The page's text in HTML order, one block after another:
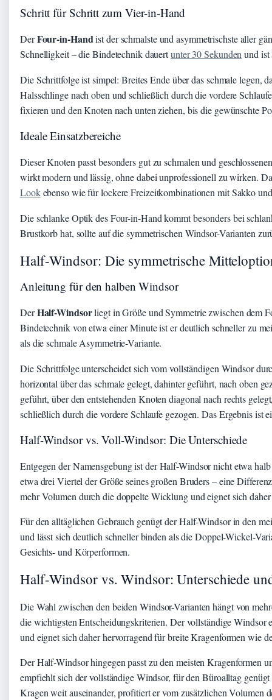
Schritt für Schritt zum Vier-in-Hand
DerFour-in-Handist der schmalste und asymmetrischste aller
Schnelligkeit – die Bindetechnik dauertunter 30 Sekunden und ist
Die Schrittfolge ist simpel: Breites Ende über das schmale legen,
Halsschlinge nach oben und schließlich durch die vordere
fixieren und den Knoten nach unten ziehen, bis die gewünschte
Ideale Einsatzbereiche
Dieser Knoten passt besonders gut zu schmalen und
wirkt modern und lässig, ohne dabei unprofessionell zu wirken.
Lookebenso wie für lockere Freizeitkombinationen mit Sakko
Die schlanke Optik des Four-in-Hand kommt besonders bei
Brustkorb hat, sollte auf die symmetrischen Windsor-Varianten
Half-Windsor: Die symmetrische
Anleitung für den halben Windsor
DerHalf-Windsorliegt in Größe und Symmetrie zwischen dem
Bindetechnik von etwa einer Minute ist er deutlich schneller zu
als die schmale Asymmetrie-Variante.
Die Schrittfolge unterscheidet sich vom vollständigen Windsor
horizontal über das schmale gelegt, dahinter geführt, nach oben
geführt, über den entstehenden Knoten diagonal nach rechts
schließlich durch die vordere Schlaufe gezogen. Das Ergebnis ist
Half-Windsor vs. Voll-Windsor: Die Unterschiede
Entgegen der Namensgebung ist der Half-Windsor nicht etwa
etwa drei Viertel der Größe seines großen Bruders – eine
mehr Volumen durch die doppelte Wicklung und eignet sich
Für den alltäglichen Gebrauch genügt der Half-Windsor in den
und lässt sich deutlich schneller binden als die Doppel-Wickel-
Gesichts- und Körperformen.
Half-Windsor vs. Windsor: Unterschiede
Die Wahl zwischen den beiden Windsor-Varianten hängt von
die wichtigsten Entscheidungskriterien. Der vollständige Windsor
und eignet sich daher hervorragend für breite Kragenformen wie
Der Half-Windsor hingegen passt zu den meisten Kragenformen
empfiehlt sich der vollständige Windsor, für den Büroalltag
Kragen weit auseinander, profitiert er vom zusätzlichen Volumen